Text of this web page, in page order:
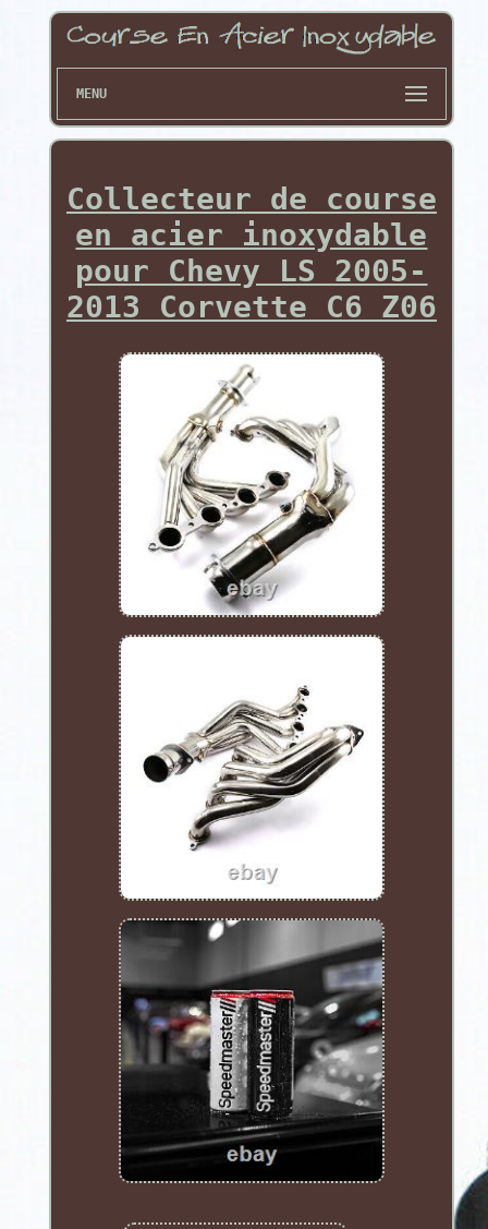
MENU
Collecteur de course
en acier inoxydable
pour Chevy LS 2005-
2013 Corvette C6 Z06